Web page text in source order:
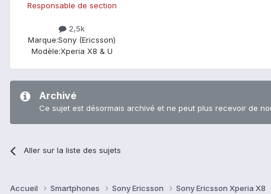
Responsable de section
2,5k
Marque:Sony (Ericsson)
Modèle:Xperia X8 & U
Archivé
Ce sujet est désormais archivé et ne peut plus recevoir de
Aller sur la liste des sujets
Accueil Smartphones Sony Ericsson Sony Ericsson Xperia X8